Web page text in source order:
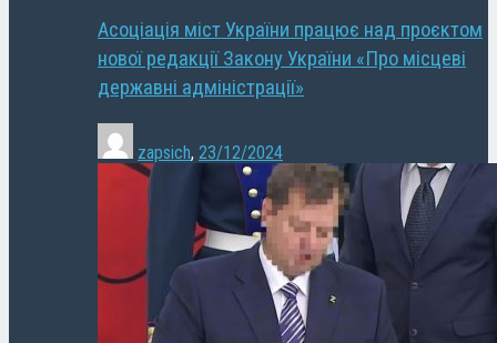
Асоціація міст України працює над проєктом
нової редакції Закону України «Про місцеві
державні адміністрації»
zapsich, 23/12/2024